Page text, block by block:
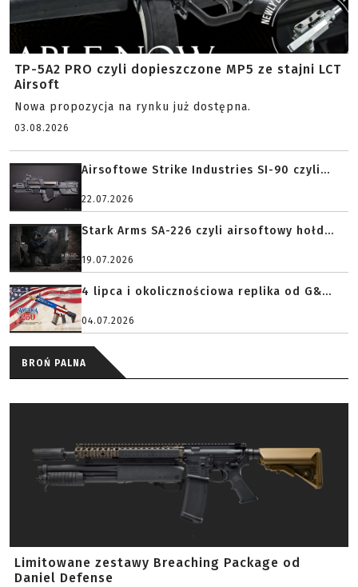
TP-5A2 PRO czyli dopieszczone MP5 ze stajni LCT
Airsoft
Nowa propozycja na rynku już dostępna.
03.08.2026
Airsoftowe Strike Industries SI-90 czyli...
22.07.2026
Stark Arms SA-226 czyli airsoftowy hołd...
19.07.2026
4 lipca i okolicznościowa replika od G&...
04.07.2026
BROŃ PALNA
Limitowane zestawy Breaching Package od
Daniel Defense